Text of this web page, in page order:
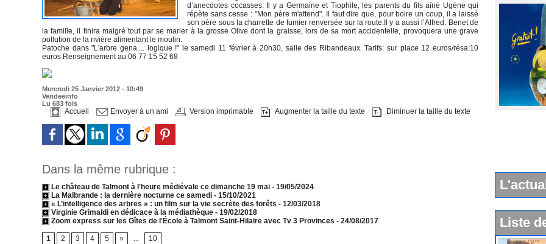
d’anecdotes cocasses. Il y a Germaine et Tiophile, les parents du fils aîné Ugène qui
répète sans cesse : "Mon père m'attend". Il faut dire que, pour boire un coup, il a laissé
son père sous la charrette de fumier renversée sur la route.Il y a aussi l’Alfred. Benet de
la famille, il finira malgré tout par se marier à la grosse Olive dont la graisse, lors de sa mort accidentelle, provoquera une grave
pollution de la rivière alimentant le moulin.
Patoche dans "L'arbre gena.... logique !" le samedi 11 février à 20h30, salle des Ribandeaux. Tarifs: sur place 12 euros/résa:10
euros.Renseignement au 06 77 15 52 68
Mercredi 25 Janvier 2012 - 10:49
Vendeeinfo
Lu 683 fois
Accueil Envoyer à un ami Version imprimable Augmenter la taille du texte Diminuer la taille du texte
Dans la même rubrique :
Le château de Talmont à l'heure médiévale ce dimanche 19 mai - 19/05/2024
La Malbrande : la dernière nocturne ce samedi - 15/10/2021
« L’intelligence des arbres » : un film sur la vie secrète des forêts - 12/03/2018
Virginie Grimaldi en dédicace à la médiathèque - 19/02/2018
Zoom express sur les Gîtes de l'École à Talmont Saint-Hilaire avec Tv 3 Provinces - 24/08/2017
1 2 3 4 5 » ... 10
Liste